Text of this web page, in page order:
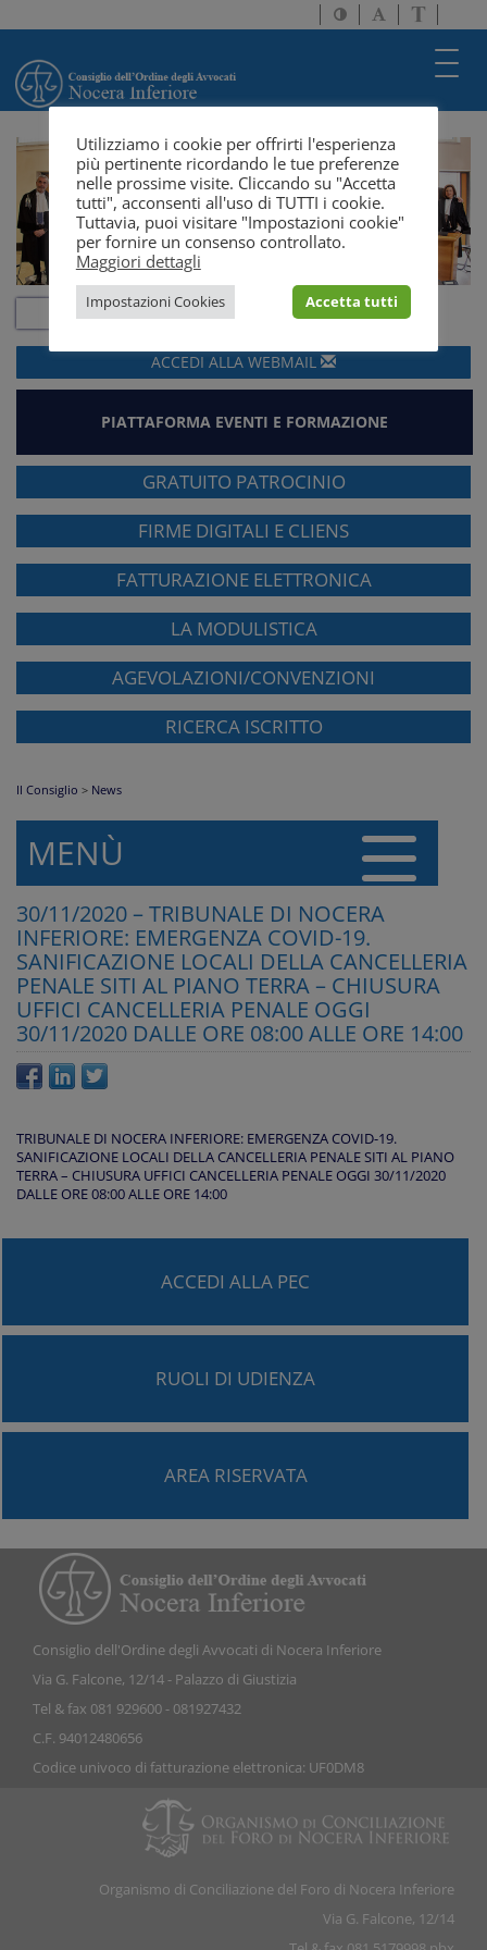
Attiva/disattiva
alto
Attiva/
dimensione
a
solo
ACCEDI ALLA WEBMAIL
PIATTAFORMA EVENTI E FORMAZIONE
GRATUITO PATROCINIO
FIRME DIGITALI E CLIENS
FATTURAZIONE ELETTRONICA
LA MODULISTICA
AGEVOLAZIONI/CONVENZIONI
RICERCA ISCRITTO
Il Consiglio > News
MENÙ
30/11/2020 – TRIBUNALE DI NOCERA
INFERIORE: EMERGENZA COVID-19.
SANIFICAZIONE LOCALI DELLA CANCELLERIA
PENALE SITI AL PIANO TERRA – CHIUSURA
UFFICI CANCELLERIA PENALE OGGI
30/11/2020 DALLE ORE 08:00 ALLE ORE 14:00
TRIBUNALE DI NOCERA INFERIORE: EMERGENZA COVID-19.
SANIFICAZIONE LOCALI DELLA CANCELLERIA PENALE SITI AL PIANO
TERRA – CHIUSURA UFFICI CANCELLERIA PENALE OGGI 30/11/2020
DALLE ORE 08:00 ALLE ORE 14:00
ACCEDI ALLA PEC
RUOLI DI UDIENZA
AREA RISERVATA
Consiglio dell'Ordine degli Avvocati di Nocera Inferiore
Via G. Falcone, 12/14 - Palazzo di Giustizia
Tel & fax 081 929600 - 081927432
C.F. 94012480656
Codice univoco di fatturazione elettronica: UF0DM8
Organismo di Conciliazione del Foro di Nocera Inferiore
Via G. Falcone, 12/14
Utilizziamo i cookie per offrirti l'esperienza
più pertinente ricordando le tue preferenze
nelle prossime visite. Cliccando su "Accetta
tutti", acconsenti all'uso di TUTTI i cookie.
Tuttavia, puoi visitare "Impostazioni cookie"
per fornire un consenso controllato.
Maggiori dettagli
Impostazioni Cookies Accetta tutti